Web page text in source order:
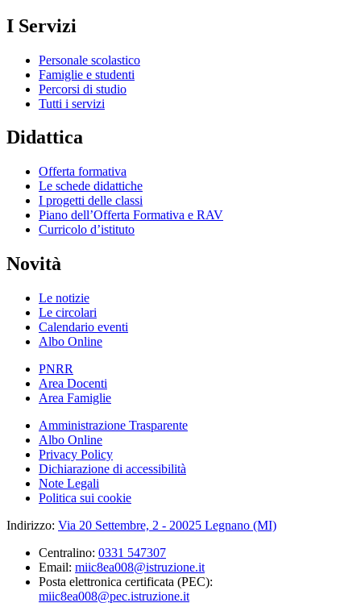
I Servizi
Personale scolastico
Famiglie e studenti
Percorsi di studio
Tutti i servizi
Didattica
Offerta formativa
Le schede didattiche
I progetti delle classi
Piano dell’Offerta Formativa e RAV
Curricolo d’istituto
Novità
Le notizie
Le circolari
Calendario eventi
Albo Online
PNRR
Area Docenti
Area Famiglie
Amministrazione Trasparente
Albo Online
Privacy Policy
Dichiarazione di accessibilità
Note Legali
Politica sui cookie
Indirizzo: Via 20 Settembre, 2 - 20025 Legnano (MI)
Centralino: 0331 547307
Email: miic8ea008@istruzione.it
Posta elettronica certificata (PEC):
miic8ea008@pec.istruzione.it